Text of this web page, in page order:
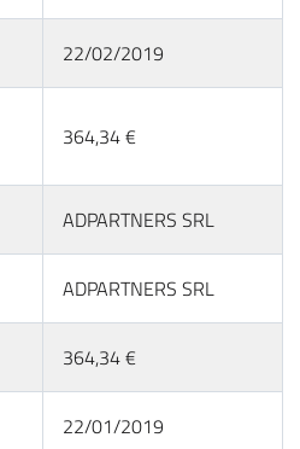
22/02/2019
364,34 €
ADPARTNERS SRL
ADPARTNERS SRL
364,34 €
22/01/2019